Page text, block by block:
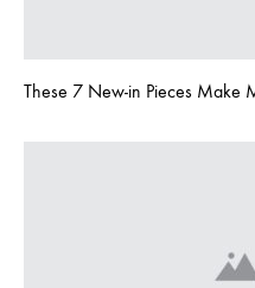
These 7 New-in Pieces Make